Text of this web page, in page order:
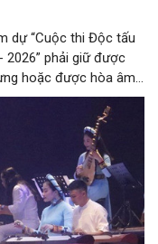
dự “Cuộc thi Độc tấu
phải giữ được
hoặc được hòa âm,
truyền thống Việt
tiếp bằng nhạc cụ dân